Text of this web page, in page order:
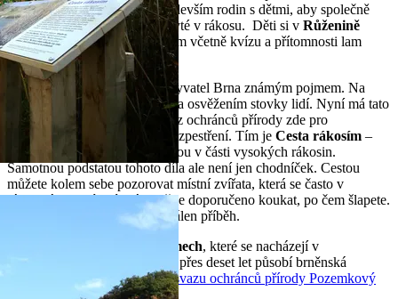
několik desítek účastníků, především rodin s dětmi, aby společně
objevili krásy nové stezky skryté v rákosu. Děti si v Růženině
lomuužívaly zajímavý program včetně kvízu a přítomnosti lam
alpak.
Růženin lom je pro většinu obyvatel Brna známým pojmem. Na
takzvaná Jezírka chodí v létě za osvěžením stovky lidí. Nyní má tato
lokalita něco navíc. Český svaz ochránců přírody zde pro
návštěvníky vytvořil zajímavé zpestření. Tím je Cesta rákosím –
chodníček klikatící se nad vodou v části vysokých rákosin.
Samotnou podstatou tohoto díla ale není jen chodníček. Cestou
můžete kolem sebe pozorovat místní zvířata, která se často v
rákosinách ukrývají. Zároveň je doporučeno koukat, po čem šlapete.
Do Cesty rákosím je totiž vypálen příběh.
Hádeckých lomech, které se nacházejí v
severovýchodní části Brna, již přes deset let působí brněnská
základní organizace Českého svazu ochránců přírody Pozemkový